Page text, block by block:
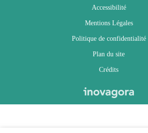
Accessibilité
Mentions Légales
Politique de confidentialité
Plan du site
Crédits